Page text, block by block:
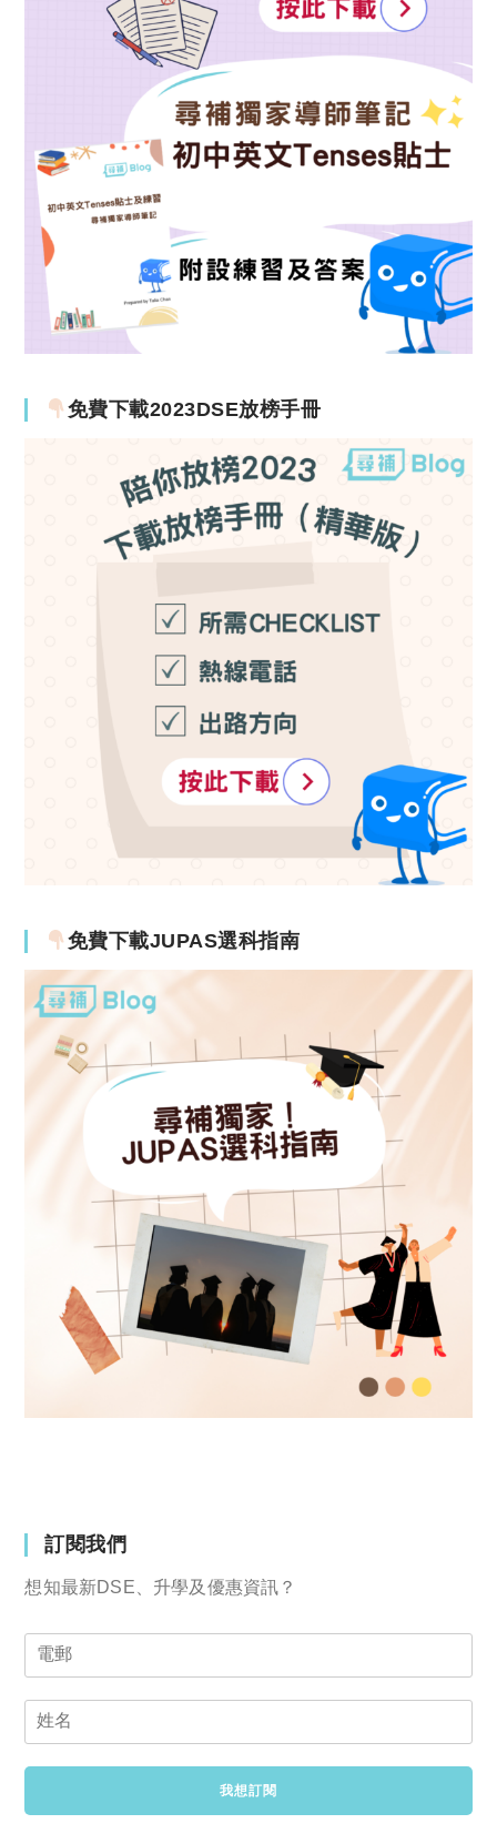
免費下載2023DSE放榜手冊
免費下載JUPAS選科指南
訂閱我們
想知最新DSE、升學及優惠資訊？